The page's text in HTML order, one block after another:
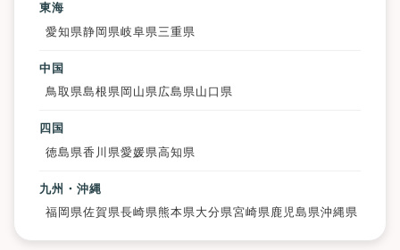
東海
愛知県静岡県岐阜県 三重県
中国
鳥取県島根県 岡山県広島県山口県
四国
徳島県香川県愛媛県高知県
九州・沖縄
福岡県佐賀県長崎県熊本県大分県宮崎県鹿児島県沖縄県